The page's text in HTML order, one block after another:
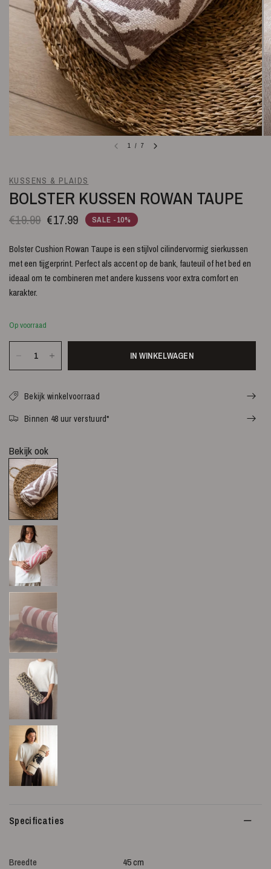
1 / 7
KUSSENS & PLAIDS
BOLSTER KUSSEN ROWAN TAUPE
€19.99 €17.99 SALE -10%
Bolster Cushion Rowan Taupe is een stijlvol cilindervormig sierkussen
met een tijgerprint. Perfect als accent op de bank, fauteuil of het bed en
ideaal om te combineren met andere kussens voor extra comfort en
karakter.
Op voorraad
IN WINKELWAGEN
Bekijk winkelvoorraad
Binnen 48 uur verstuurd*
Bekijk ook
Specificaties
Breedte
45 cm